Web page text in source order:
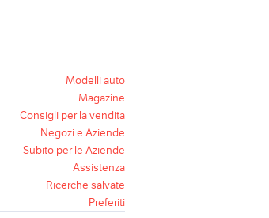
Modelli auto
Magazine
Consigli per la vendita
Negozi e Aziende
Subito per le Aziende
Assistenza
Ricerche salvate
Preferiti